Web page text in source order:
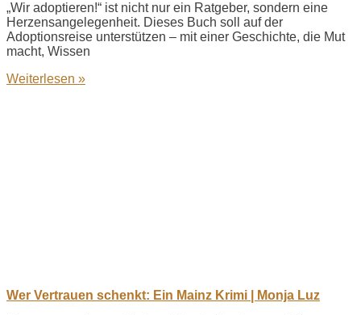
„Wir adoptieren!“ ist nicht nur ein Ratgeber, sondern eine
Herzensangelegenheit. Dieses Buch soll auf der
Adoptionsreise unterstützen – mit einer Geschichte, die Mut
macht, Wissen
Weiterlesen »
Wer Vertrauen schenkt: Ein Mainz Krimi | Monja Luz